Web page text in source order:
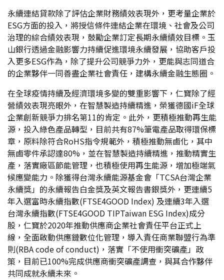
永續連結貸款除了評估企業財務績效表現外，更考量企業於
ESG方面的投入，將授信條件連結企業在環境、社會及公司
治理的綜合績效表現，鼓勵企業訂定長期永續績效目標。玉
山銀行透過金融影響力持續促進環境永續發展，協助客戶投
入更多ESG作為，除了提升公司競爭力外，更能與志同道合
的企業夥伴一同善盡企業社會責任，建構永續金融生態圈。
在全球疫情持續及經濟環境多變的雙重影響下，仁寶除了經
營績效表現亮眼外，在智慧製造持續精進，榮獲德國iF全球
企業創新競爭力排名第11的肯定。此外，更積極推動再生能
源，投入綠色產品轉型，目前共有87%筆電產品取得環保標
章，原料除符合RoHS指令規範外，積極推動無鹵化，其中
無鹵零件承認達80%，並在智慧製造持續精進，推動精實生
產，落實廠區節能管理，也積極使用再生能源，增加極端氣
候應變能力。除獲得台灣永續能源基金會「TCSA台灣企業
永續獎」的永續報告白金獎及英文報告書銀獎外，更連續5
年入選富時永續指數(FTSE4GOOD Index) 及連續3年入選
台灣永續指數(FTSE4GOOD TIPTaiwan ESG Index)成分
股，仁寶於2020年推動供應商企業社會責任平台正式上
線，全面啟動供應鏈數位化管理，導入責任商業聯盟行為準
則(RBA code of conduct)，落實「不使用衝突礦產」政
策，目前已100%完成供應商衝突礦產調查，與其合作夥伴
共同成就永續未來。